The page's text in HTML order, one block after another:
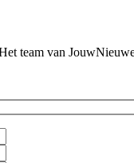
team van